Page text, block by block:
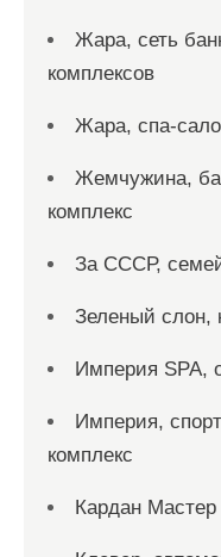
Жара, сеть
комплексов
Жара, спа-
Жемчужина,
комплекс
За СССР,
Зеленый слон,
Империя SPA,
Империя,
комплекс
Кардан Мастер